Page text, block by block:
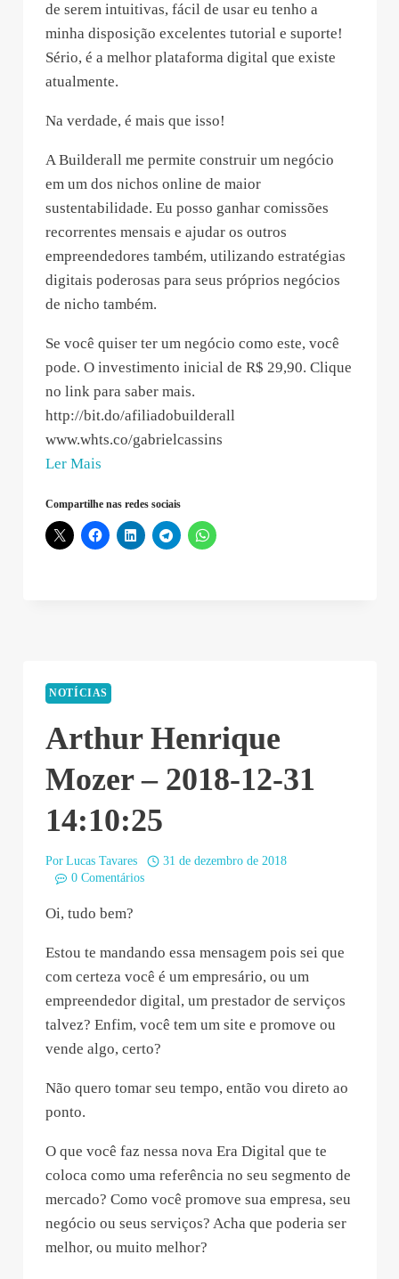
de serem intuitivas, fácil de usar eu tenho a
minha disposição excelentes tutorial e suporte!
Sério, é a melhor plataforma digital que existe
atualmente.
Na verdade, é mais que isso!
A Builderall me permite construir um negócio
em um dos nichos online de maior
sustentabilidade. Eu posso ganhar comissões
recorrentes mensais e ajudar os outros
empreendedores também, utilizando estratégias
digitais poderosas para seus próprios negócios
de nicho também.
Se você quiser ter um negócio como este, você
pode. O investimento inicial de R$ 29,90. Clique
no link para saber mais.
http://bit.do/afiliadobuilderall
www.whts.co/gabrielcassins
Ler Mais
2018-
12-
Compartilhe nas redes sociais
NOTÍCIAS
Arthur Henrique
Mozer – 2018-12-31
14:10:25
Por Lucas Tavares
31 de dezembro de 2018
0 Comentários
Oi, tudo bem?
Estou te mandando essa mensagem pois sei que
com certeza você é um empresário, ou um
empreendedor digital, um prestador de serviços
talvez? Enfim, você tem um site e promove ou
vende algo, certo?
Não quero tomar seu tempo, então vou direto ao
ponto.
O que você faz nessa nova Era Digital que te
coloca como uma referência no seu segmento de
mercado? Como você promove sua empresa, seu
negócio ou seus serviços? Acha que poderia ser
melhor, ou muito melhor?